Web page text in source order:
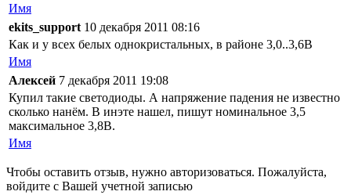
Имя
ekits_support 10 декабря 2011 08:16
Как и у всех белых однокристальных, в районе 3,0..3,6В
Имя
Алексей 7 декабря 2011 19:08
Купил такие светодиоды. А напряжение падения не известно
сколько нанём. В инэте нашел, пишут номинальное 3,5
максимальное 3,8В.
Имя
Чтобы оставить отзыв, нужно авторизоваться. Пожалуйста,
войдите с Вашей учетной записью